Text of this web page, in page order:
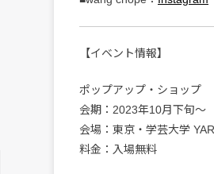
【イベント情報】
ポップアップ・ショップ
会期：2023年10月下旬〜
会場：東京・学芸大学
料金：入場無料